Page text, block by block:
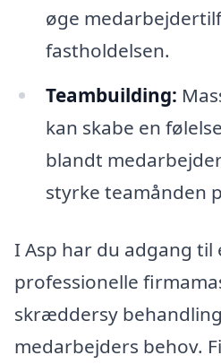
øge
fastholdelsen.
Teambuilding:
kan skabe en
blandt
styrke teamånden
I Asp har du adgang til
professionelle
skræddersy
medarbejders behov.